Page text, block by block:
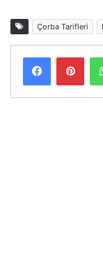
Çorba Tarifleri
Facebook